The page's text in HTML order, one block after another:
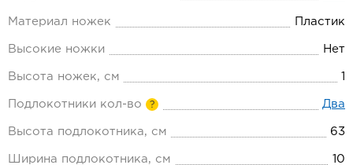
Материал ножек Пластик
Высокие ножки Нет
Высота ножек, см 1
Подлокотники кол-во ? Два
Высота подлокотника, см 63
Ширина подлокотника, см 10